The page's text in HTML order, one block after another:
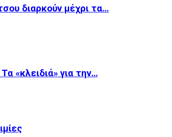
διαρκούν μέχρι τα…
«κλειδιά» για την…